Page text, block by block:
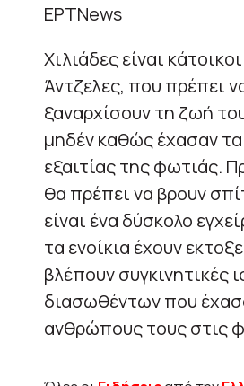
ΕΡΤNews
Χιλιάδες είναι
Άντζελες, που πρέπει
ξαναρχίσουν τη ζωή
μηδέν καθώς έχασαν
εξαιτίας της φωτιάς.
θα πρέπει να βρουν
είναι ένα δύσκολο
τα ενοίκια έχουν
βλέπουν συγκινητικές
διασωθέντων που
ανθρώπους τους στις